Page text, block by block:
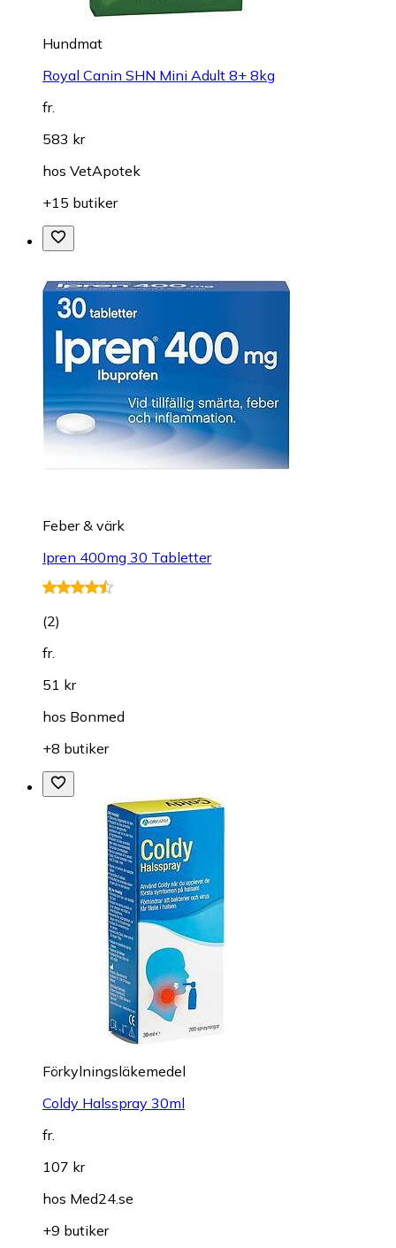
Hundmat
Royal Canin SHN Mini Adult 8+ 8kg
fr.
583 kr
hos VetApotek
+15 butiker
Feber & värk
Ipren 400mg 30 Tabletter
(2)
fr.
51 kr
hos Bonmed
+8 butiker
Förkylningsläkemedel
Coldy Halsspray 30ml
fr.
107 kr
hos Med24.se
+9 butiker